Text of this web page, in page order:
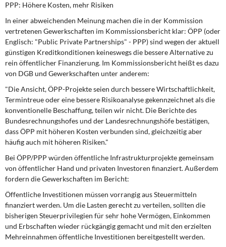
Kontakt
PPP: Höhere Kosten, mehr Risiken
In einer abweichenden Meinung machen die in der Kommission
vertretenen Gewerkschaften im Kommissionsbericht klar: ÖPP (oder
Englisch: "Public Private Partnerships" - PPP) sind wegen der aktuell
günstigen Kreditkonditionen keineswegs die bessere Alternative zu
rein öffentlicher Finanzierung. Im Kommissionsbericht heißt es dazu
von DGB und Gewerkschaften unter anderem:
"Die Ansicht, ÖPP-Projekte seien durch bessere Wirtschaftlichkeit,
Termintreue oder eine bessere Risikoanalyse gekennzeichnet als die
konventionelle Beschaffung, teilen wir nicht. Die Berichte des
Bundesrechnungshofes und der Landesrechnungshöfe bestätigen,
dass ÖPP mit höheren Kosten verbunden sind, gleichzeitig aber
häufig auch mit höheren Risiken."
Bei ÖPP/PPP würden öffentliche Infrastrukturprojekte gemeinsam
von öffentlicher Hand und privaten Investoren finanziert. Außerdem
fordern die Gewerkschaften im Bericht:
Öffentliche Investitionen müssen vorrangig aus Steuermitteln
finanziert werden. Um die Lasten gerecht zu verteilen, sollten die
bisherigen Steuerprivilegien für sehr hohe Vermögen, Einkommen
und Erbschaften wieder rückgängig gemacht und mit den erzielten
Mehreinnahmen öffentliche Investitionen bereitgestellt werden.